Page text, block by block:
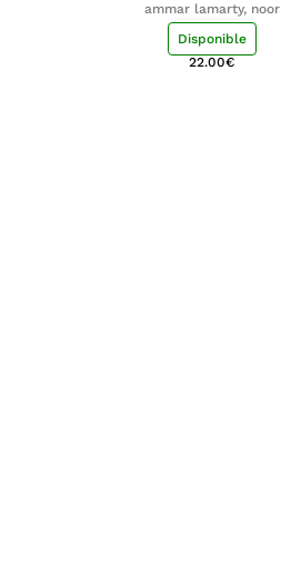
ammar lamarty, noor
Disponible
22.00€